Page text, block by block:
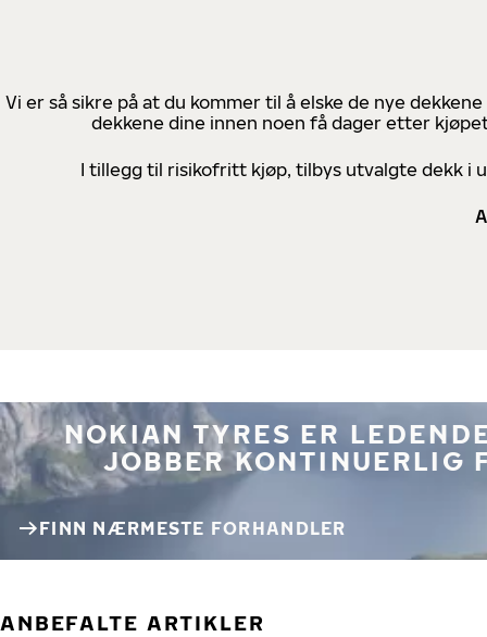
Vi er så sikre på at du kommer til å elske de nye
dekkene dine innen noen få dager etter
I tillegg til risikofritt kjøp, tilbys utvalgte dekk i
NOKIAN TYRES ER
JOBBER KONTINUERLIG
FINN NÆRMESTE FORHANDLER
ANBEFALTE ARTIKLER